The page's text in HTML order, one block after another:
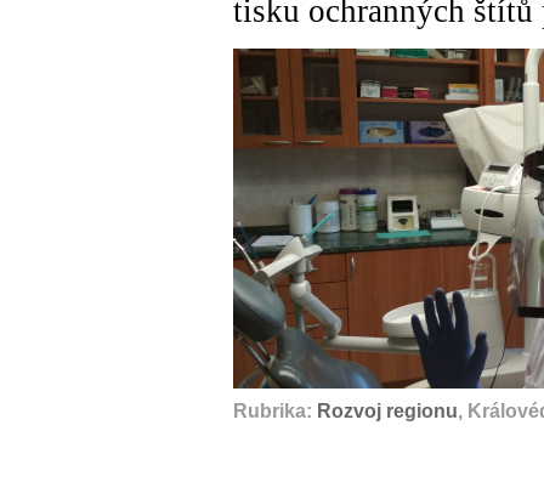
tisku ochranných
Rubrika: Rozvoj regionu,